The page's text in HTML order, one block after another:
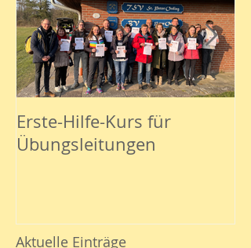
Erste-Hilfe-Kurs für
Übungsleitungen
Aktuelle Einträge